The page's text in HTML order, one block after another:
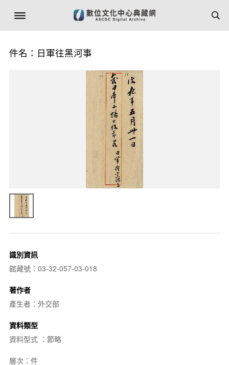
件名：日軍往黑河事
識別資訊
館藏號：03-32-057-03-018
著作者
產生者：外交部
資料類型
資料型式 ：節略
層次：件